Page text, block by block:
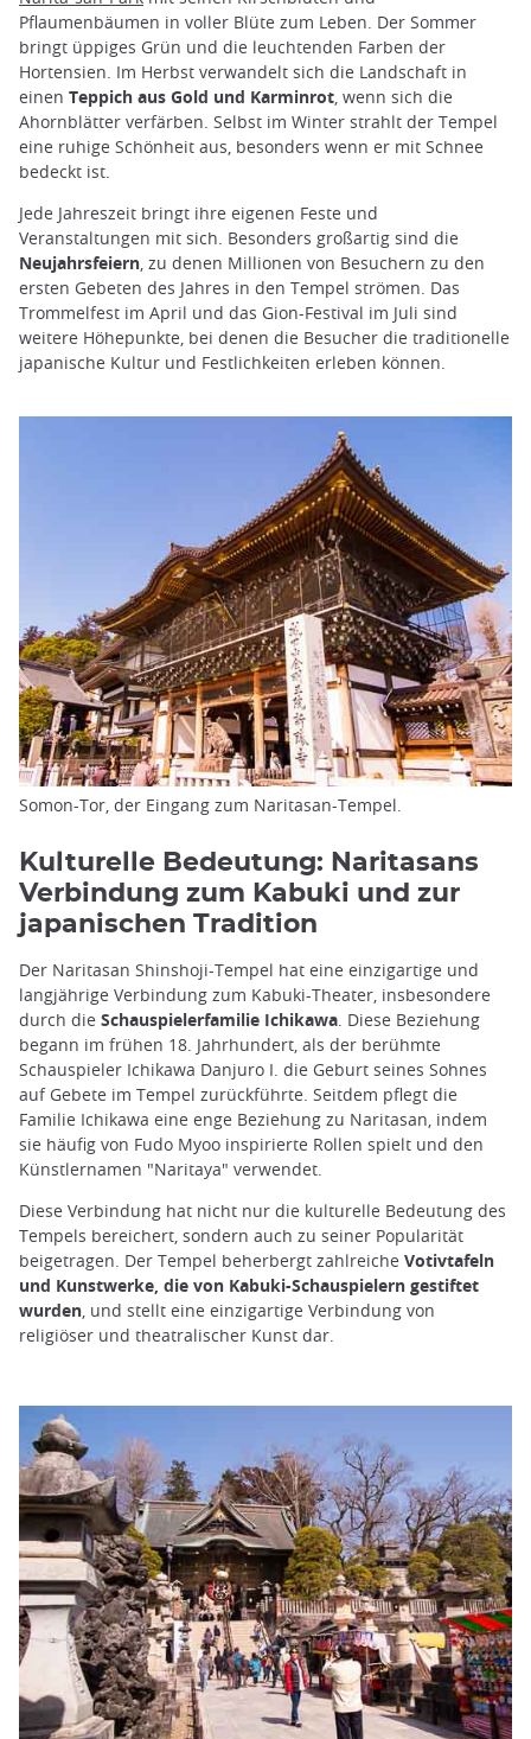
Pflaumenbäumen in voller Blüte zum Leben. Der Sommer
bringt üppiges Grün und die leuchtenden Farben der
Hortensien. Im Herbst verwandelt sich die Landschaft in
einen Teppich aus Gold und Karminrot , wenn sich die
Ahornblätter verfärben. Selbst im Winter strahlt der Tempel
eine ruhige Schönheit aus, besonders wenn er mit Schnee
bedeckt ist.
Jede Jahreszeit bringt ihre eigenen Feste und
Veranstaltungen mit sich. Besonders großartig sind die
Neujahrsfeiern, zu denen Millionen von Besuchern zu den
ersten Gebeten des Jahres in den Tempel strömen. Das
Trommelfest im April und das Gion-Festival im Juli sind
weitere Höhepunkte, bei denen die Besucher die traditionelle
japanische Kultur und Festlichkeiten erleben können.
Somon-Tor, der Eingang zum Naritasan-Tempel.
Kulturelle Bedeutung: Naritasans
Verbindung zum Kabuki und zur
japanischen Tradition
Der Naritasan Shinshoji-Tempel hat eine einzigartige und
langjährige Verbindung zum Kabuki-Theater, insbesondere
durch die Schauspielerfamilie Ichikawa. Diese Beziehung
begann im frühen 18. Jahrhundert, als der berühmte
Schauspieler Ichikawa Danjuro I. die Geburt seines Sohnes
auf Gebete im Tempel zurückführte. Seitdem pflegt die
Familie Ichikawa eine enge Beziehung zu Naritasan, indem
sie häufig von Fudo Myoo inspirierte Rollen spielt und den
Künstlernamen "Naritaya" verwendet.
Diese Verbindung hat nicht nur die kulturelle Bedeutung des
Tempels bereichert, sondern auch zu seiner Popularität
beigetragen. Der Tempel beherbergt zahlreiche Votivtafeln
und Kunstwerke, die von Kabuki-Schauspielern gestiftet
wurden, und stellt eine einzigartige Verbindung von
religiöser und theatralischer Kunst dar.